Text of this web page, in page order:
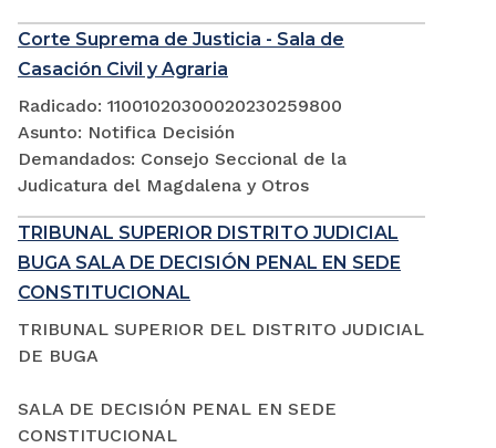
Corte Suprema de Justicia - Sala de
Casación Civil y Agraria
Radicado: 11001020300020230259800
Asunto: Notifica Decisión
Demandados: Consejo Seccional de la
Judicatura del Magdalena y Otros
TRIBUNAL SUPERIOR DISTRITO JUDICIAL
BUGA SALA DE DECISIÓN PENAL EN SEDE
CONSTITUCIONAL
TRIBUNAL SUPERIOR DEL DISTRITO JUDICIAL
DE BUGA
SALA DE DECISIÓN PENAL EN SEDE
CONSTITUCIONAL